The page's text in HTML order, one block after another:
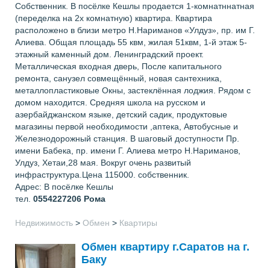
Собственник. В посёлке Кешлы продается 1-комнатннатная
(переделка на 2х комнатную) квартира. Квартира
расположено в близи метро Н.Нариманов «Улдуз», пр. им Г.
Алиева. Общая площадь 55 квм, жилая 51квм, 1-й этаж 5-
этажный каменный дом. Ленинградский проект.
Металлическая входная дверь, После капитального
ремонта, санузел совмещённый, новая сантехника,
металлопластиковые Окны, застеклённая лоджия. Рядом с
домом находится. Средняя школа на русском и
азербайджанском языке, детский садик, продуктовые
магазины первой необходимости ,аптека, Автобусные и
Железнодорожный станция. В шаговый доступности Пр.
имени Бабека, пр. имени Г. Алиева метро Н.Нариманов,
Улдуз, Хетаи,28 мая. Вокруг очень развитый
инфраструктура.Цена 115000. собственник.
Адрес: В посёлке Кешлы
тел. 0554227206 Рома
Недвижимость > Обмен > Квартиры
Обмен квартиру г.Саратов на г.
Баку